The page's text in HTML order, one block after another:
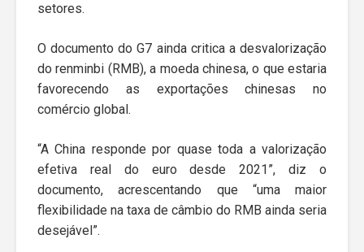
setores.
O documento do G7 ainda critica a desvalorização
do renminbi (RMB), a moeda chinesa, o que estaria
favorecendo as exportações chinesas no
comércio global.
“A China responde por quase toda a valorização
efetiva real do euro desde 2021”, diz o
documento, acrescentando que “uma maior
flexibilidade na taxa de câmbio do RMB ainda seria
desejável”.